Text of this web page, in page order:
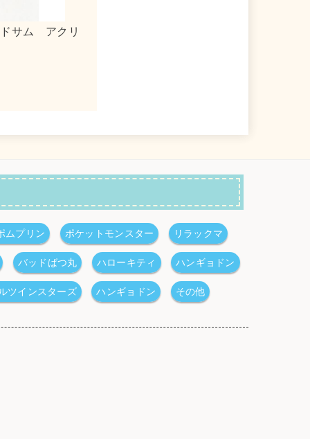
クリルキーホルダー
ムプリン ポケットモンスター リラックマ
バッドばつ丸 ハローキティ ハンギョドン
ツインスターズ ハンギョドン その他